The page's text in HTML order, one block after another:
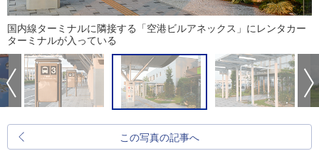
国内線ターミナルに隣接する「空港ビルアネックス」にレンタカー
ターミナルが入っている
この写真の記事へ